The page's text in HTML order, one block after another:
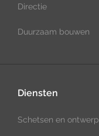
Directie
Duurzaam bouwen
Diensten
Schetsen en ontwerp